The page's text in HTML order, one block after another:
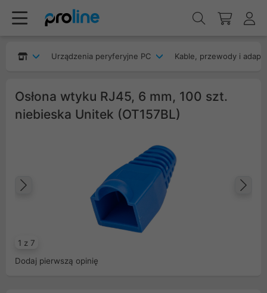
Urządzenia peryferyjne PC Kable, przewody i
Osłona wtyku RJ45, 6 mm, 100 szt.
niebieska Unitek (OT157BL)
1 z 7
Poprzedni
Dodaj pierwszą opinię